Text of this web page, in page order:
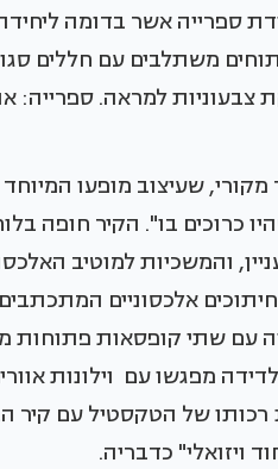
ספרייה אשר בדומה
משתלבים עם חללים
למראה. ספרייה:
שעיצוב מופעו
כרוכים בו". הקיר חופה
והמשכיות למוטיב
אלכסוניים
עם שתי קופסאות פתוחות
מפגשו עם וילונות
של הטקסטיל עם קיר
ויזואלי" כדבריה.